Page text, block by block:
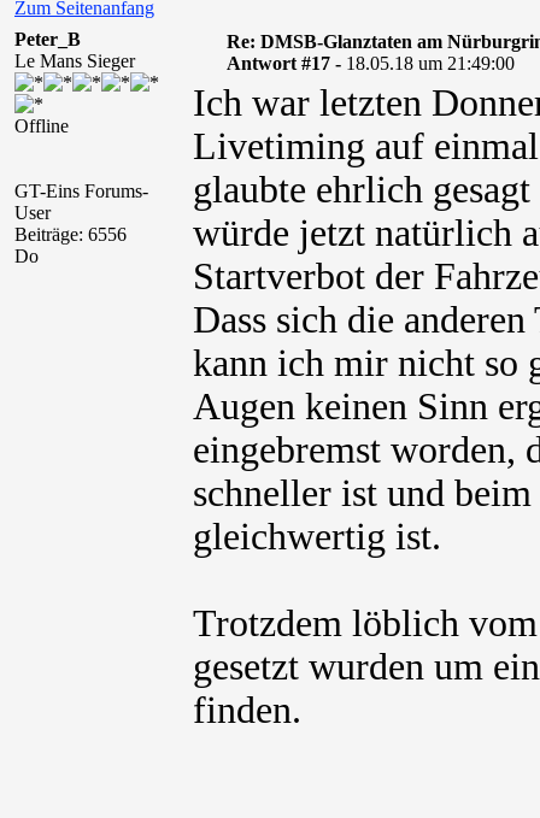
Zum Seitenanfang
Peter_B
Le Mans Sieger
Offline
GT-Eins Forums-
User
Beiträge: 6556
Do
Re: DMSB-Glanztaten am
Antwort #17 - 18.05.18 um 21:49:00
Ich war letzten
Livetiming auf
glaubte ehrlich
würde jetzt natürlich
Startverbot der
Dass sich die
kann ich mir nicht so
Augen keinen Sinn
eingebremst worden,
schneller ist und
gleichwertig ist.
Trotzdem löblich
gesetzt wurden um
finden.